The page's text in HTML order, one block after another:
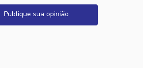
Publique sua opinião